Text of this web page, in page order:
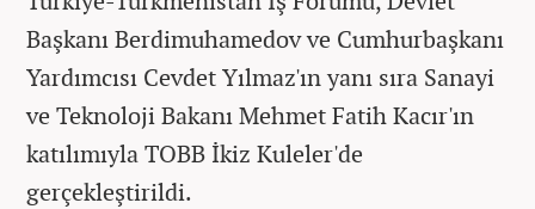
Başkanı Berdimuhamedov ve Cumhurbaşkanı
Yardımcısı Cevdet Yılmaz'ın yanı sıra Sanayi
ve Teknoloji Bakanı Mehmet Fatih Kacır'ın
katılımıyla TOBB İkiz Kuleler'de
gerçekleştirildi.